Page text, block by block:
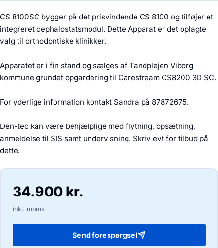
CS 8100SC bygger på det prisvindende CS 8100 og tilføjer et
integreret cephalostatsmodul. Dette Apparat er det oplagte
valg til orthodontiske klinikker.
Apparatet er i fin stand og sælges af Tandplejen Viborg
kommune grundet opgardering til Carestream CS8200 3D SC.
For yderlige information kontakt Sandra på 87872675.
Den-tec kan være behjælplige med flytning, opsætning,
anmeldelse til SIS samt undervisning. Skriv evt for tilbud på
dette.
34.900 kr.
inkl. moms
Send forespørgsel